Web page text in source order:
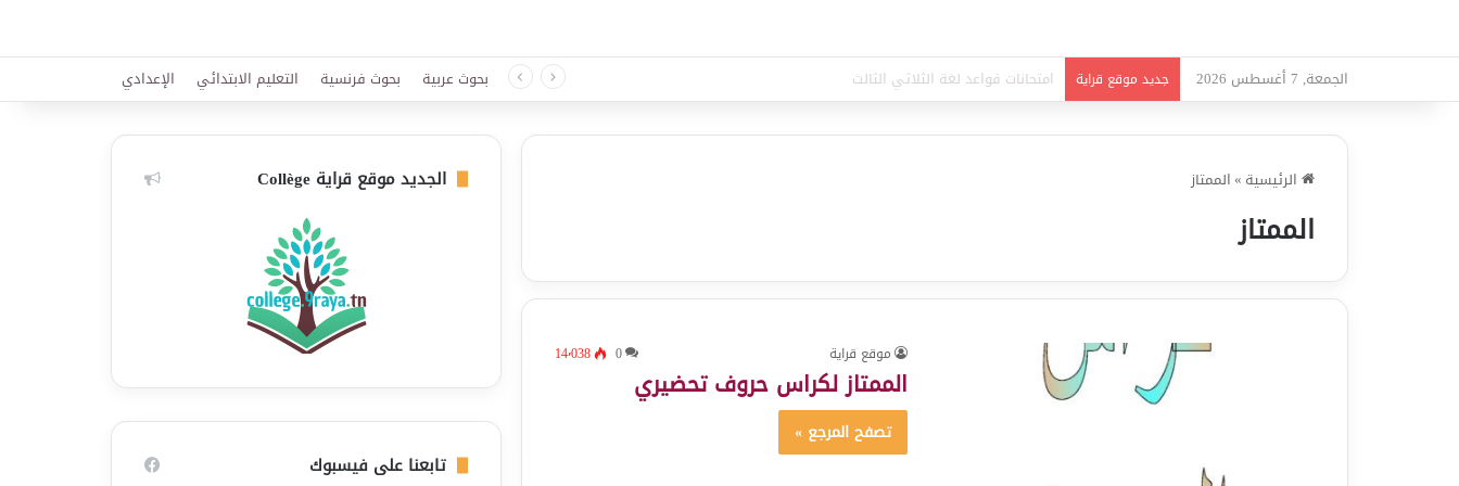
الجمعة, 7 أغسطس 2026 جديد موقع قراية امتحانات قواعد لغة الثلاثي الثالث بحوث عربية بحوث فرنسية التعليم الابتدائي الإعدادي
الرئيسية »الممتاز
الممتاز
موقع قراية 0 14٬038
الممتاز لكراس حروف تحضيري
تصفح المرجع »
الجديد موقع قراية Collège
تابعنا على فيسبوك